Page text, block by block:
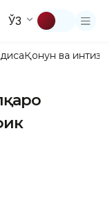
ЎЗ
Қонун ва